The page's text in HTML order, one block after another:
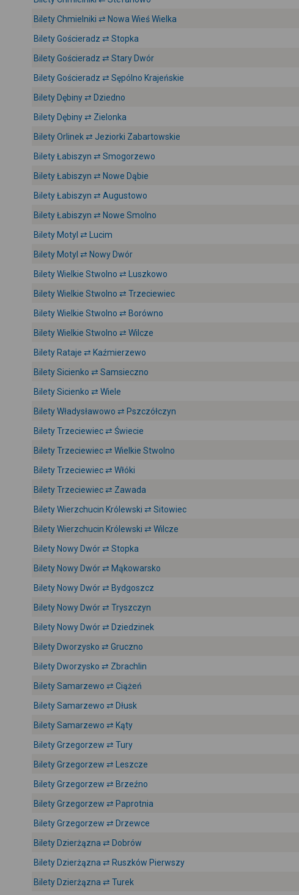
Bilety Chmielniki ⇄ Nowa Wieś Wielka
Bilety Gościeradz ⇄ Stopka
Bilety Gościeradz ⇄ Stary Dwór
Bilety Gościeradz ⇄ Sępólno Krajeńskie
Bilety Dębiny ⇄ Dziedno
Bilety Dębiny ⇄ Zielonka
Bilety Orlinek ⇄ Jeziorki Zabartowskie
Bilety Łabiszyn ⇄ Smogorzewo
Bilety Łabiszyn ⇄ Nowe Dąbie
Bilety Łabiszyn ⇄ Augustowo
Bilety Łabiszyn ⇄ Nowe Smolno
Bilety Motyl ⇄ Lucim
Bilety Motyl ⇄ Nowy Dwór
Bilety Wielkie Stwolno ⇄ Luszkowo
Bilety Wielkie Stwolno ⇄ Trzeciewiec
Bilety Wielkie Stwolno ⇄ Borówno
Bilety Wielkie Stwolno ⇄ Wilcze
Bilety Rataje ⇄ Kaźmierzewo
Bilety Sicienko ⇄ Samsieczno
Bilety Sicienko ⇄ Wiele
Bilety Władysławowo ⇄ Pszczółczyn
Bilety Trzeciewiec ⇄ Świecie
Bilety Trzeciewiec ⇄ Wielkie Stwolno
Bilety Trzeciewiec ⇄ Włóki
Bilety Trzeciewiec ⇄ Zawada
Bilety Wierzchucin Królewski ⇄ Sitowiec
Bilety Wierzchucin Królewski ⇄ Wilcze
Bilety Nowy Dwór ⇄ Stopka
Bilety Nowy Dwór ⇄ Mąkowarsko
Bilety Nowy Dwór ⇄ Bydgoszcz
Bilety Nowy Dwór ⇄ Tryszczyn
Bilety Nowy Dwór ⇄ Dziedzinek
Bilety Dworzysko ⇄ Gruczno
Bilety Dworzysko ⇄ Zbrachlin
Bilety Samarzewo ⇄ Ciążeń
Bilety Samarzewo ⇄ Dłusk
Bilety Samarzewo ⇄ Kąty
Bilety Grzegorzew ⇄ Tury
Bilety Grzegorzew ⇄ Leszcze
Bilety Grzegorzew ⇄ Brzeźno
Bilety Grzegorzew ⇄ Paprotnia
Bilety Grzegorzew ⇄ Drzewce
Bilety Dzierżązna ⇄ Dobrów
Bilety Dzierżązna ⇄ Ruszków Pierwszy
Bilety Dzierżązna ⇄ Turek